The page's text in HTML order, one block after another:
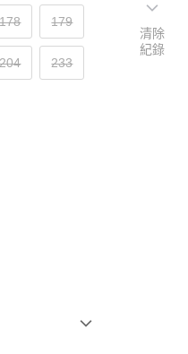
178 179
204 233
清除
紀錄